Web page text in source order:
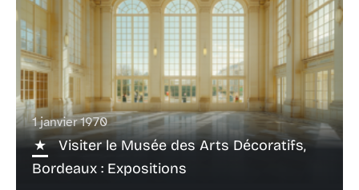
1 janvier 1970
Visiter le Musée des Arts Décoratifs,
Bordeaux : Expositions